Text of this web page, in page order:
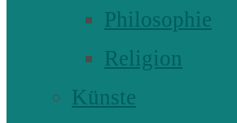
Philosophie
Religion
Künste